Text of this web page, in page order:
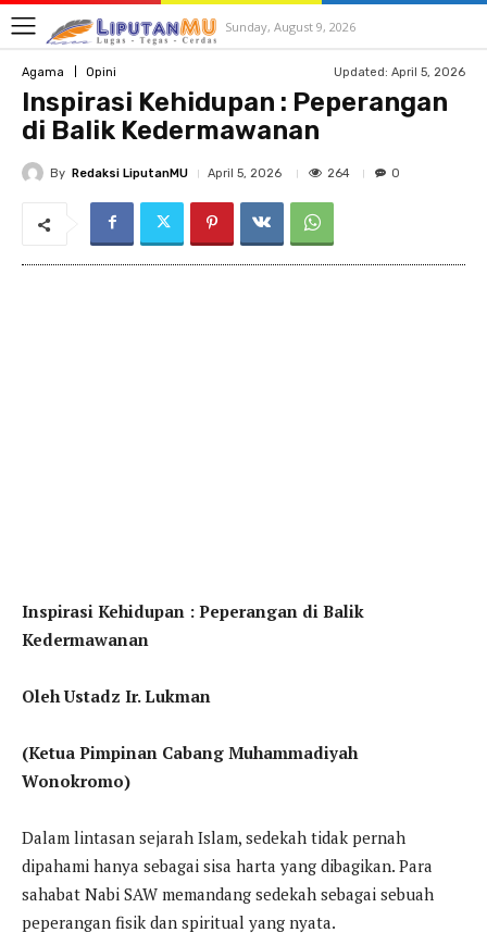
Sunday, August 9, 2026
Agama Opini Updated: April 5, 2026
Inspirasi Kehidupan : Peperangan
di Balik Kedermawanan
By Redaksi LiputanMU April 5, 2026 264 0
Inspirasi Kehidupan : Peperangan di Balik
Kedermawanan
Oleh Ustadz Ir. Lukman
(Ketua Pimpinan Cabang Muhammadiyah
Wonokromo)
Dalam lintasan sejarah Islam, sedekah tidak pernah
dipahami hanya sebagai sisa harta yang dibagikan. Para
sahabat Nabi SAW memandang sedekah sebagai sebuah
peperangan fisik dan spiritual yang nyata.